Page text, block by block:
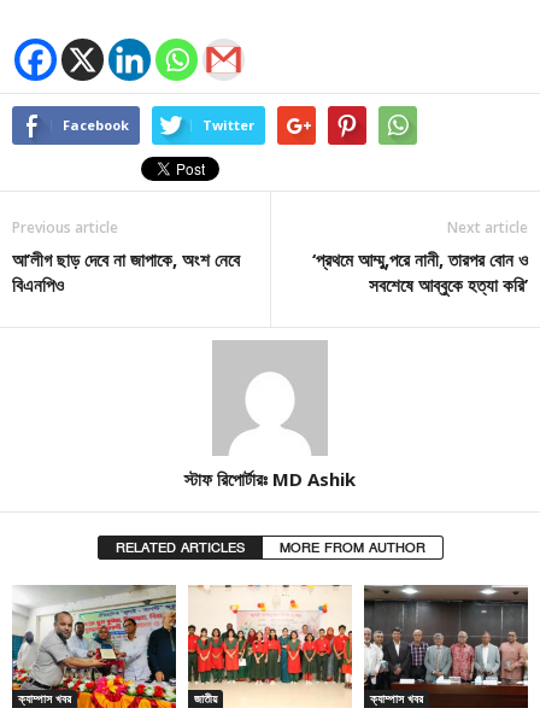
Facebook Twitter
Previous article
আ’লীগ ছাড় দেবে না জাপাকে, অংশ নেবে
বিএনপিও
Next article
‘প্রথমে আম্মু,পরে নানী, তারপর বোন ও
সবশেষে আব্বুকে হত্যা করি’
স্টাফ রিপোর্টারঃ MD Ashik
RELATED ARTICLES MORE FROM AUTHOR
ক্যাম্পাস খবর জাতীয় ক্যাম্পাস খবর